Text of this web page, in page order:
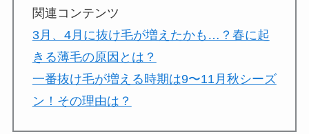
関連コンテンツ
3月、4月に抜け毛が増えたかも…？春に起
きる薄毛の原因とは？
一番抜け毛が増える時期は9〜11月秋シーズ
ン！その理由は？